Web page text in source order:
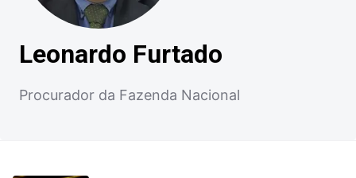
Leonardo Furtado
Procurador da Fazenda Nacional